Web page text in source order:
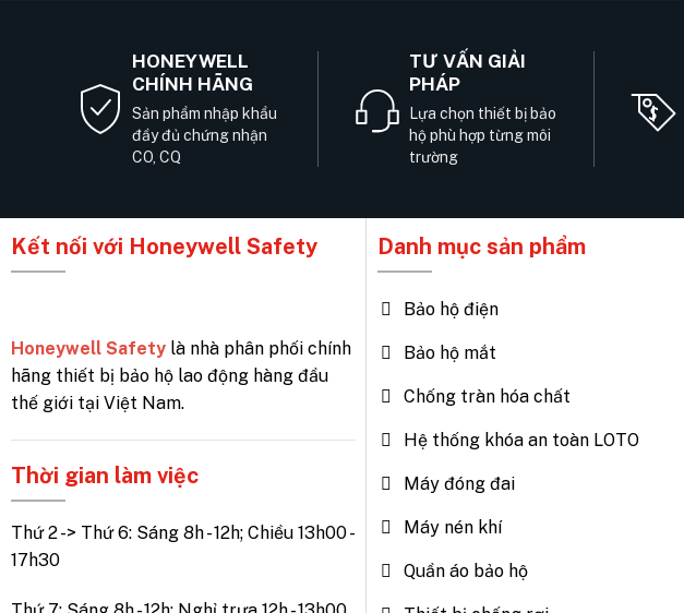
HONEYWELL
CHÍNH HÃNG
Sản phẩm nhập khẩu
đầy đủ chứng nhận
CO, CQ
TƯ VẤN GIẢI
PHÁP
Lựa chọn thiết bị bảo
hộ phù hợp từng môi
trường
Kết nối với Honeywell Safety
Honeywell Safety là nhà phân phối chính
hãng thiết bị bảo hộ lao động hàng đầu
thế giới tại Việt Nam.
Thời gian làm việc
Thứ 2 -> Thứ 6: Sáng 8h - 12h; Chiều 13h00 -
17h30
Danh mục sản phẩm
Bảo hộ điện
Bảo hộ mắt
Chống tràn hóa chất
Hệ thống khóa an toàn LOTO
Máy đóng đai
Máy nén khí
Quần áo bảo hộ